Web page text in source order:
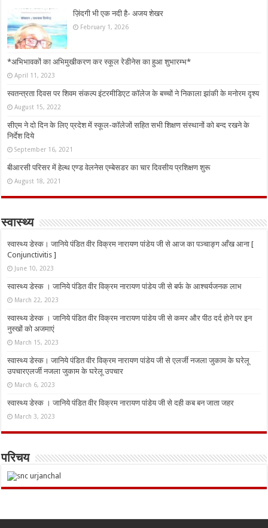
ज़िंदगी भी एक नदी है- अजय शेखर
February 1, 2026
*अभिभावकों का अभिमुखीकरण कर स्कूल रेडीनेस का हुआ शुभारम्भ*
April 11, 2023
स्वतन्त्रता दिवस पर शिवम संकल्प इंटरमीडिएट कॉलेज के बच्चों ने निकाला झांकी के मनोरम दृश्य
August 15, 2022
सीएम ने दो दिन के लिए प्रदेश में स्कूल-कॉलेजों सहित सभी शिक्षण संस्थानों को बन्द रखने के
निर्देश दिये
September 16, 2021
बीआरसी परिसर में हेल्थ एण्ड वेलनेस एम्बेसडर का चार दिवसीय प्रशिक्षण शुरू
August 18, 2021
स्वास्थ्य
स्वास्थ्य डेस्क। जानिये पंडित वीर विक्रम नारायण पांडेय जी से आज का पञ्चाङ्ग आँख आना [
Conjunctivitis ]
June 10, 2023
स्वास्थ्य डेस्क । जानिये पंडित वीर विक्रम नारायण पांडेय जी से बर्फ के आश्चर्यजनक लाभ
March 22, 2023
स्वास्थ्य डेस्क । जानिये पंडित वीर विक्रम नारायण पांडेय जी से कमर और पीठ दर्द होने पर इन
नुस्‍खों को अजमाएं
March 15, 2023
स्वास्थ्य डेस्क। जानिये पंडित वीर विक्रम नारायण पांडेय जी से एलर्जी नजला जुकाम के घरेलू
उपचारएलर्जी नजला जुकाम के घरेलू उपचार
March 6, 2023
स्वास्थ्य डेस्क । जानिये पंडित वीर विक्रम नारायण पांडेय जी से दही कब बन जाता जहर
March 3, 2023
परिचय